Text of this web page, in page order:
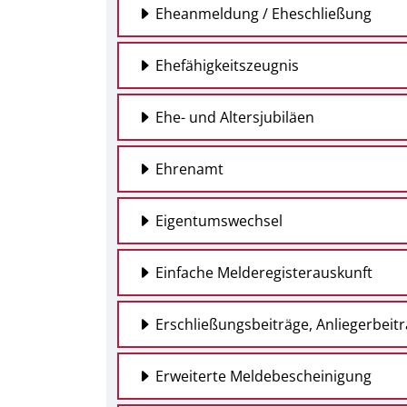
Eheanmeldung / Eheschließung
Ehefähigkeitszeugnis
Ehe- und Altersjubiläen
Ehrenamt
Eigentumswechsel
Einfache Melderegisterauskunft
Erschließungsbeiträge,
Erweiterte Meldebescheinigung